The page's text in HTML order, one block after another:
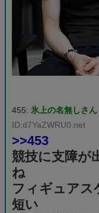
455: 氷上の名無しさん
ID:d7YaZWRU0.net
>>453
競技に支障が
ね
フィギュアス
短い